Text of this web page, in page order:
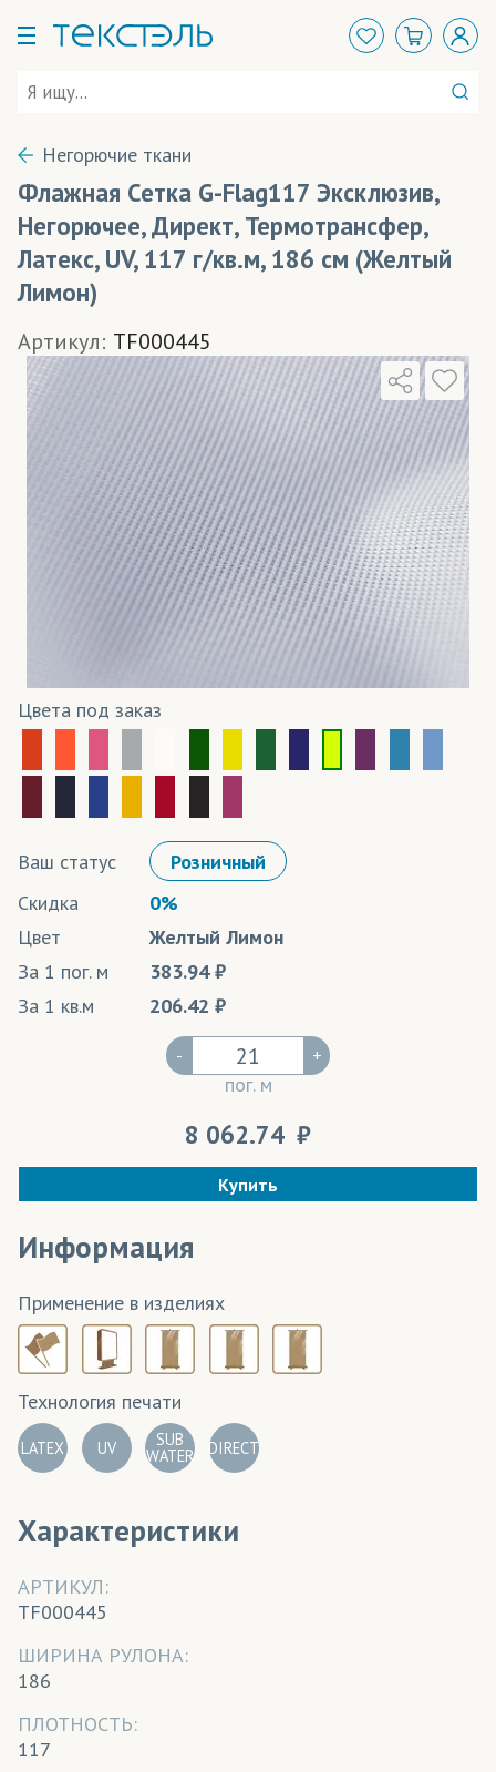
Негорючие ткани
Флажная Сетка G-Flag117 Эксклюзив,
Негорючее, Директ, Термотрансфер,
Латекс, UV, 117 г/кв.м, 186 см (Желтый
Лимон)
Артикул: TF000445
Цвета под заказ
Ваш статус
Розничный
Скидка
0%
Цвет
Желтый Лимон
За 1 пог. м
383.94
За 1 кв.м
206.42
-
пог. м
+
8 062.74
Купить
Информация
Применение в изделиях
Технология печати
LATEX UV SUB
WATER DIRECT
Характеристики
АРТИКУЛ:
TF000445
ШИРИНА РУЛОНА:
186
ПЛОТНОСТЬ:
117